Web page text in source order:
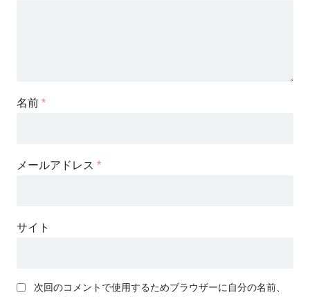
名前 *
メールアドレス *
サイト
次回のコメントで使用するためブラウザーに自分の名前、